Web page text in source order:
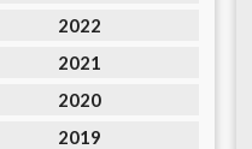
2022
2021
2020
2019